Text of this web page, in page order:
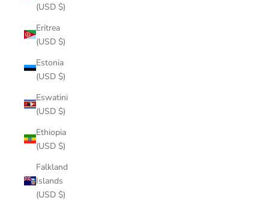
(USD $)
Eritrea
(USD $)
Estonia
(USD $)
Eswatini
(USD $)
Ethiopia
(USD $)
Falkland
Islands
(USD $)